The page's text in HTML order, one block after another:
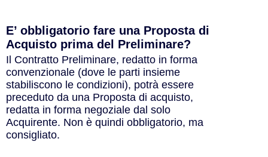
E’ obbligatorio fare una Proposta di
Acquisto prima del Preliminare?
Il Contratto Preliminare, redatto in forma
convenzionale (dove le parti insieme
stabiliscono le condizioni), potrà essere
preceduto da una Proposta di acquisto,
redatta in forma negoziale dal solo
Acquirente. Non è quindi obbligatorio, ma
consigliato.